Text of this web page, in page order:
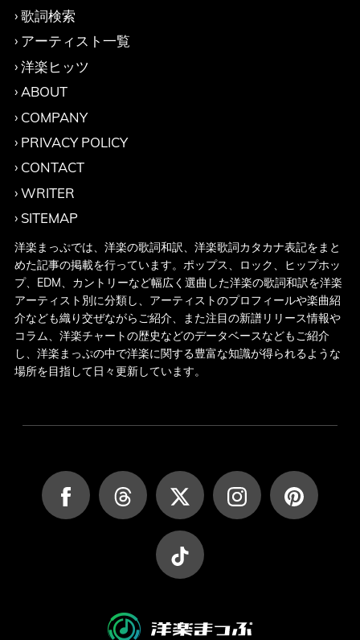
歌詞検索
アーティスト一覧
洋楽ヒッツ
ABOUT
COMPANY
PRIVACY POLICY
CONTACT
WRITER
SITEMAP
洋楽まっぷでは、洋楽の歌詞和訳、洋楽歌詞カタカナ表記をまと
めた記事の掲載を行っています。ポップス、ロック、ヒップホッ
プ、EDM、カントリーなど幅広く選曲した洋楽の歌詞和訳を洋楽
アーティスト別に分類し、アーティストのプロフィールや楽曲紹
介なども織り交ぜながらご紹介、また注目の新譜リリース情報や
コラム、洋楽チャートの歴史などのデータベースなどもご紹介
し、洋楽まっぷの中で洋楽に関する豊富な知識が得られるような
場所を目指して日々更新しています。